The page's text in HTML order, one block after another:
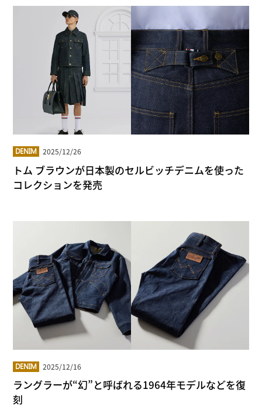
DENIM 2025/12/26
トム ブラウンが日本製のセルビッチデニムを使った
コレクションを発売
DENIM 2025/12/16
ラングラーが“幻”と呼ばれる1964年モデルなどを復
刻